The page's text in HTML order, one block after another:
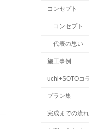
コンセプト
コンセプト
代表の思い
施工事例
uchi+SOTOコ
プラン集
完成までの流れ